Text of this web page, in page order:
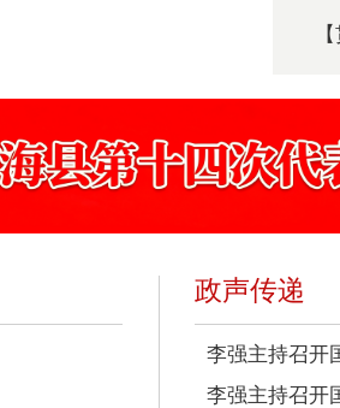
政声传递
李强主持召开
李强主持召开